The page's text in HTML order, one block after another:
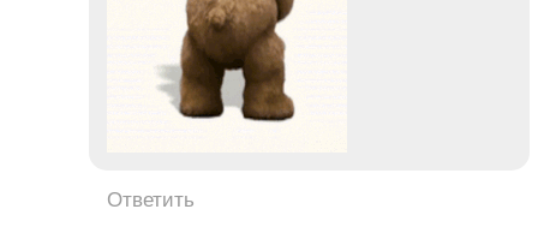
Ответить